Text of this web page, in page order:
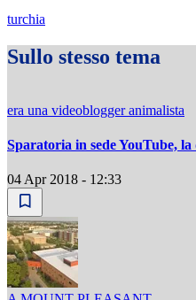
turchia
Sullo stesso tema
era una videoblogger animalista
Sparatoria in sede YouTube,
04 Apr 2018 - 12:33